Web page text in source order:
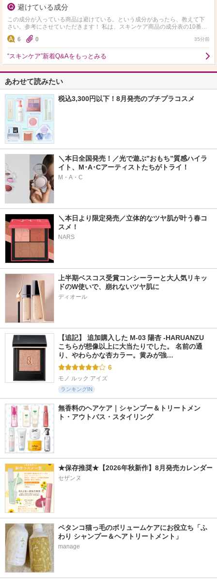
避けている成分
この成分が入っている商品は避けている。という成分があったら、教えて下
さい。参考にさせていただきます！ 私は、スキンケア商品の成分表の10番目
以内にアルコール、エタノール、セタノールが入ってい…
6 0 35分前
“スキンケア”新着Q&Aをもっとみる
あわせて読みたい
税込3,300円以下！8月発売のプチプラコスメ
＼本日全国発売！／光で遊ぶ”おもち”質感ハイラ
イト、M･A･Cアーティストたちがトライ！
M・A・C
＼本日より限定発売／立体的なツヤ肌が叶う春コ
スメ！
NARS
上半期ベスコス受賞コンシーラーと大人気リキッ
ドのW使いで、崩れないツヤ肌に
ディオール
【追記】 追加購入した M-03 陽杏 -HARUANZU
こちらが想像以上に大当たりでした。 名前の通
り、やわらかな杏カラー。黄みが強…
6
モノ ルック アイズ
ランキングIN
無香料のヘアケア｜シャンプー＆トリートメン
ト・アウトバス・スタイリング
★保存推奨★【2026年秋新作】8月発売カレンダー
セザンヌ
ペタンコ猫っ毛のボリュームケアにお役立ち「ふ
わり シャンプー＆ヘアトリートメント」
manage